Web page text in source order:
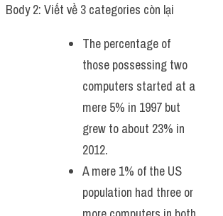
Body 2: Viết về 3 categories còn lại
The percentage of
those possessing two
computers started at a
mere 5% in 1997 but
grew to about 23% in
2012.
A mere 1% of the US
population had three or